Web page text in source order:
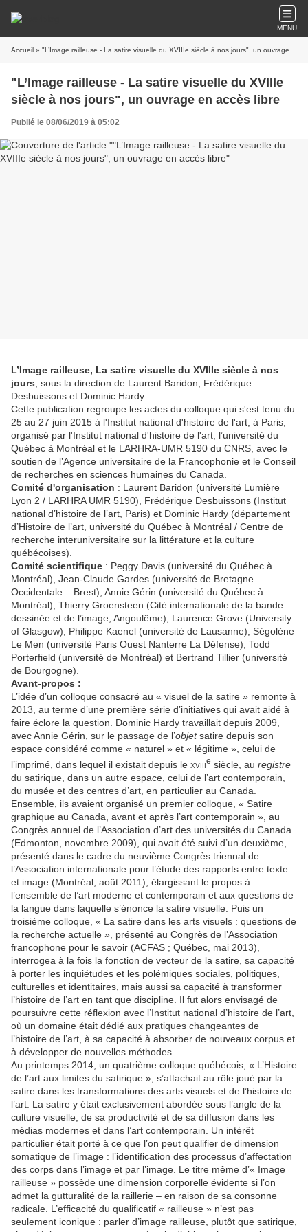
MENU
Accueil » "L’Image railleuse - La satire visuelle du XVIIIe siècle à nos jours", un ouvrage en accès libre
"L’Image railleuse - La satire visuelle du XVIIIe
siècle à nos jours", un ouvrage en accès libre
Publié le 08/06/2019 à 05:02
L’Image railleuse, La satire visuelle du XVIIIe siècle à nos
jours , sous la direction de Laurent Baridon, Frédérique
Desbuissons et Dominic Hardy.
Cette publication regroupe les actes du colloque qui s'est tenu du
25 au 27 juin 2015 à l'Institut national d'histoire de l'art, à Paris,
organisé par l'Institut national d'histoire de l'art, l’université du
Québec à Montréal et le LARHRA-UMR 5190 du CNRS, avec le
soutien de l’Agence universitaire de la Francophonie et le Conseil
de recherches en sciences humaines du Canada.
Comité d'organisation : Laurent Baridon (université Lumière
Lyon 2 / LARHRA UMR 5190), Frédérique Desbuissons (Institut
national d’histoire de l’art, Paris) et Dominic Hardy (département
d’Histoire de l’art, université du Québec à Montréal / Centre de
recherche interuniversitaire sur la littérature et la culture
québécoises).
Comité scientifique : Peggy Davis (université du Québec à
Montréal), Jean-Claude Gardes (université de Bretagne
Occidentale – Brest), Annie Gérin (université du Québec à
Montréal), Thierry Groensteen (Cité internationale de la bande
dessinée et de l’image, Angoulême), Laurence Grove (University
of Glasgow), Philippe Kaenel (université de Lausanne), Ségolène
Le Men (université Paris Ouest Nanterre La Défense), Todd
Porterfield (université de Montréal) et Bertrand Tillier (université
de Bourgogne).
Avant-propos :
L’idée d’un colloque consacré au « visuel de la satire » remonte à
2013, au terme d’une première série d’initiatives qui avait aidé à
faire éclore la question. Dominic Hardy travaillait depuis 2009,
avec Annie Gérin, sur le passage de l’objetsatire depuis son
espace considéré comme « naturel » et « légitime », celui de
l’imprimé, dans lequel il existait depuis le xviiie siècle, au registre
du satirique, dans un autre espace, celui de l’art contemporain,
du musée et des centres d’art, en particulier au Canada.
Ensemble, ils avaient organisé un premier colloque, « Satire
graphique au Canada, avant et après l’art contemporain », au
Congrès annuel de l’Association d’art des universités du Canada
(Edmonton, novembre 2009), qui avait été suivi d’un deuxième,
présenté dans le cadre du neuvième Congrès triennal de
l’Association internationale pour l’étude des rapports entre texte
et image (Montréal, août 2011), élargissant le propos à
l’ensemble de l’art moderne et contemporain et aux questions de
la langue dans laquelle s’énonce la satire visuelle. Puis un
troisième colloque, « La satire dans les arts visuels : questions de
la recherche actuelle », présenté au Congrès de l’Association
francophone pour le savoir (ACFAS ; Québec, mai 2013),
interrogea à la fois la fonction de vecteur de la satire, sa capacité
à porter les inquiétudes et les polémiques sociales, politiques,
culturelles et identitaires, mais aussi sa capacité à transformer
l’histoire de l’art en tant que discipline. Il fut alors envisagé de
poursuivre cette réflexion avec l’Institut national d’histoire de l’art,
où un domaine était dédié aux pratiques changeantes de
l’histoire de l’art, à sa capacité à absorber de nouveaux corpus et
à développer de nouvelles méthodes.
Au printemps 2014, un quatrième colloque québécois, « L’Histoire
de l’art aux limites du satirique », s’attachait au rôle joué par la
satire dans les transformations des arts visuels et de l’histoire de
l’art. La satire y était exclusivement abordée sous l’angle de la
culture visuelle, de sa productivité et de sa diffusion dans les
médias modernes et dans l’art contemporain. Un intérêt
particulier était porté à ce que l’on peut qualifier de dimension
somatique de l’image : l’identification des processus d’affectation
des corps dans l’image et par l’image. Le titre même d’« Image
railleuse » possède une dimension corporelle évidente si l’on
admet la gutturalité de la raillerie – en raison de sa consonne
radicale. L’efficacité du qualificatif « railleuse » n’est pas
seulement iconique : parler d’image railleuse, plutôt que satirique,